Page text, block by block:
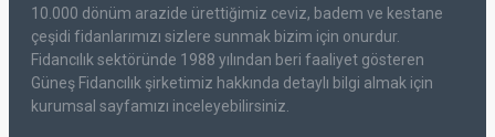
10.000 dönüm arazide ürettiğimiz ceviz, badem ve kestane
çeşidi fidanlarımızı sizlere sunmak bizim için onurdur.
Fidancılık sektöründe 1988 yılından beri faaliyet gösteren
Güneş Fidancılık şirketimiz hakkında detaylı bilgi almak için
kurumsal sayfamızı inceleyebilirsiniz.